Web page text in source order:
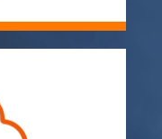
del centro de
copia de